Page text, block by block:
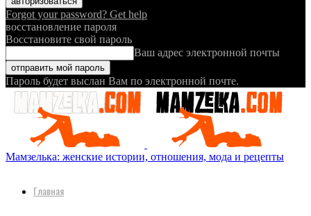
Forgot your password? Get help
восстановление пароля
Восстановите свой пароль
Ваш адрес электронной почты
Пароль будет выслан Вам по электронной почте.
Мамзелька: женские истории, отношения, мода и рецепты
Главная